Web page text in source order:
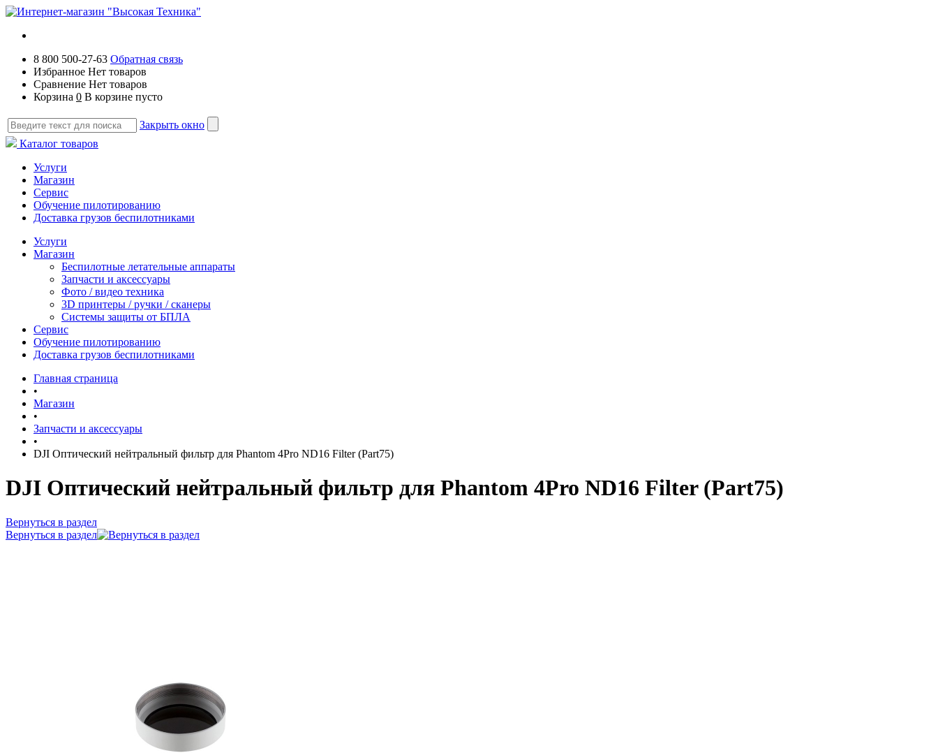
8 800 500-27-63 Обратная связь
Избранное Нет товаров
Сравнение Нет товаров
Корзина 0 В корзине пусто
Закрыть окно
Каталог товаров
Услуги
Магазин
Сервис
Обучение пилотированию
Доставка грузов беспилотниками
Услуги
Магазин
Беспилотные летательные аппараты
Запчасти и аксессуары
Фото / видео техника
3D принтеры / ручки / сканеры
Системы защиты от БПЛА
Сервис
Обучение пилотированию
Доставка грузов беспилотниками
Главная страница
•
Магазин
•
Запчасти и аксессуары
•
DJI Оптический нейтральный фильтр для Phantom 4Pro ND16 Filter (Part75)
DJI Оптический нейтральный фильтр для Phantom 4Pro ND16 Filter (Part75)
Вернуться в раздел
Вернуться в раздел